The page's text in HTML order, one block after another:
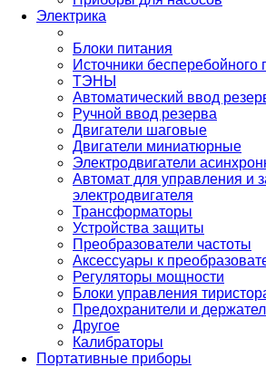
Электрика
Блоки питания
Источники бесперебойного
ТЭНЫ
Автоматический ввод
Ручной ввод резерва
Двигатели шаговые
Двигатели миниатюрные
Электродвигатели
Автомат для управления и
электродвигателя
Трансформаторы
Устройства защиты
Преобразователи частоты
Аксессуары к
Регуляторы мощности
Блоки управления
Предохранители и
Другое
Калибраторы
Портативные приборы